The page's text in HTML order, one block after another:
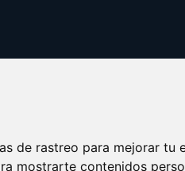
de rastreo para mejorar tu
mostrarte contenidos